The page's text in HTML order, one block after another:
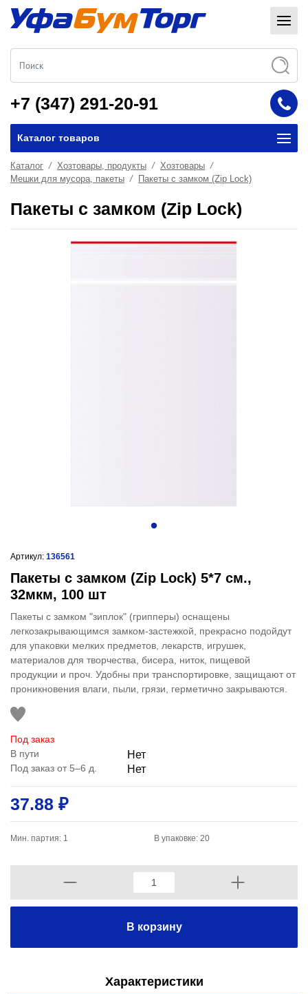
+7 (347) 291-20-91
Каталог товаров
Каталог Хозтовары, продукты
Хозтовары
Мешки для мусора, пакеты
Пакеты с замком (Zip Lock)
Пакеты с замком (Zip Lock)
Артикул: 136561
Пакеты с замком (Zip Lock) 5*7 см.,
32мкм, 100 шт
Пакеты с замком "зиплок" (грипперы) оснащены
легкозакрывающимся замком-застежкой, прекрасно подойдут
для упаковки мелких предметов, лекарств, игрушек,
материалов для творчества, бисера, ниток, пищевой
продукции и проч. Удобны при транспортировке, защищают от
проникновения влаги, пыли, грязи, герметично закрываются.
Под заказ
В пути
Нет
Под заказ от 5–6 д. Нет
37.88 ₽
Мин. партия: 1 В упаковке: 20
В корзину
Характеристики